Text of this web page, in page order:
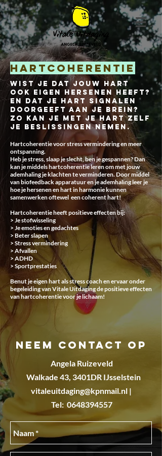
hartcoherentie
Wist je dat jouw hart
ook eigen hersenen heeft?
En dat je hart signalen
doorgeeft aan je brein?
Zo kan je met je hart zelf
je beslissingen nemen.
Hartcoherentie voor stress vermindering en meer
ontspanning.
Heb je stress, slaap je slecht, ben je gespannen? Dan
kan je middels hartcoherentie leren om met jouw
ademhaling je klachten te verminderen. Door middel
van biofeedback apparatuur en je ademhaling leer je
hoe je hersenen en hart in harmonie kunnen
samenwerken oftewel een coherent hart!
Hartcoherentie heeft positieve effecten bij:
> Je stofwisseling
> Je emoties en gedachtes
> Beter slapen
> Stress vermindering
> Afvallen
> ADHD
> Sportprestaties
Benut je eigen hart als stress coach en ervaar onder
begeleiding van Vitale Uitdaging de positieve effecten
van hartcoherentie voor je lichaam!
neem contact op
Angela Ruizeveld
Walkade 43, 3401DR IJsselstein
vitaleuitdaging@kpnmail.nl |
Tel: 0648394557